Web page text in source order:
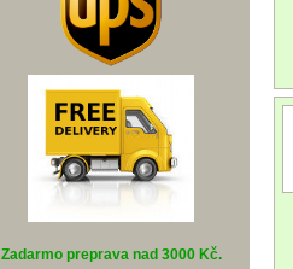
Zadarmo preprava nad 3000 Kč.